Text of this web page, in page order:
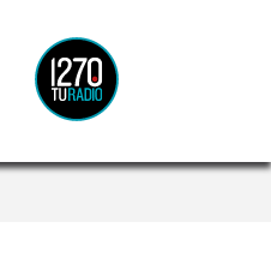
Radio
Provincia